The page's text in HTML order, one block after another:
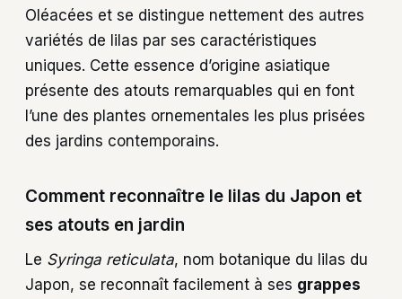
Oléacées et se distingue nettement des autres
variétés de lilas par ses caractéristiques
uniques. Cette essence d’origine asiatique
présente des atouts remarquables qui en font
l’une des plantes ornementales les plus prisées
des jardins contemporains.
Comment reconnaître le lilas du Japon et
ses atouts en jardin
Le Syringa reticulata, nom botanique du lilas du
Japon, se reconnaît facilement à ses grappes